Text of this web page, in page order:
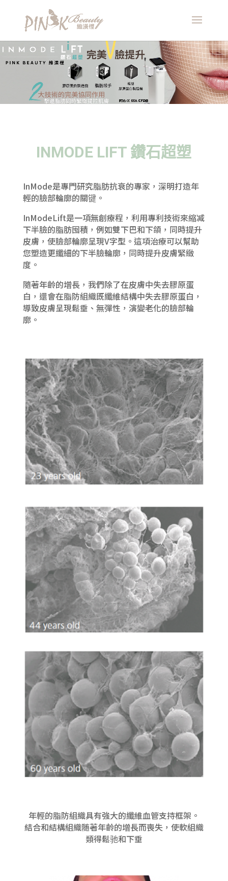
視
訊
器
INMODE LIFT 鑽石超塑
InMode是專門研究脂肪抗衰的專家，深明打造年
輕的臉部輪廓的關键。
InModeLift是一項無創療程，利用專利技術來縮减
下半臉的脂肪囤積，例如雙下巴和下頜，同時提升
皮膚，使臉部輪廓呈現V字型。這項治療可以幫助
您塑造更纖細的下半臉輪廓，同時提升皮膚緊緻
度。
隨著年齡的增長，我們除了在皮膚中失去膠原蛋
白，還會在脂防組織既纖維結構中失去膠原蛋白，
導致皮膚呈現鬆垂、無彈性，演變老化的臉部輪
廓。
年輕的脂防組織具有強大的纖維血管支持框架。
結合和結構組織随著年齡的增長而喪失，使軟組織
類得鬆驰和下垂